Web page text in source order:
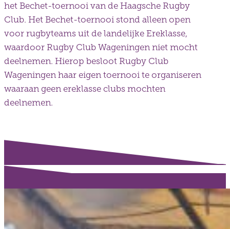
het Bechet-toernooi van de Haagsche Rugby
Club. Het Bechet-toernooi stond alleen open
voor rugbyteams uit de landelijke Ereklasse,
waardoor Rugby Club Wageningen niet mocht
deelnemen. Hierop besloot Rugby Club
Wageningen haar eigen toernooi te organiseren
waaraan geen ereklasse clubs mochten
deelnemen.